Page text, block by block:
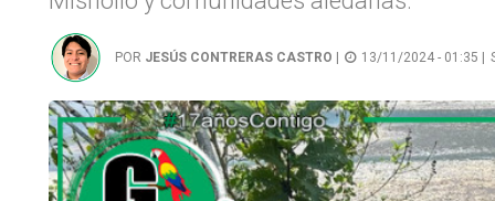
POR JESÚS CONTRERAS CASTRO 13/11/2024 - 01:35 |